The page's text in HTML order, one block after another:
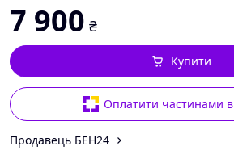
7 900 ₴
Оплатити частинами
Купити
Продавець БЕН24